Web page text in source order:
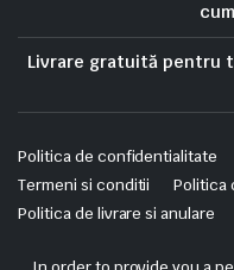
Livrare gratuită pentru
Politica de confidentialitate
Termeni si conditii
Politica
Politica de livrare si anulare
Copyright 2025 © Skrekis. All